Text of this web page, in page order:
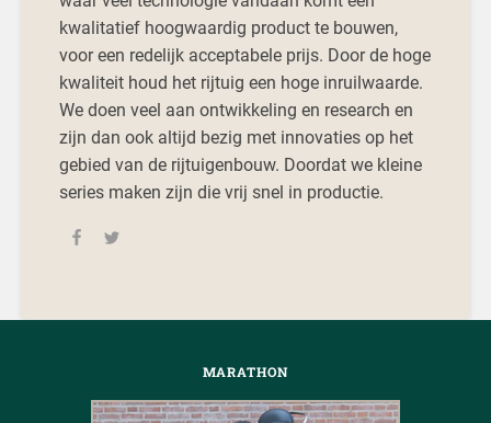
kwalitatief hoogwaardig product te bouwen,
voor een redelijk acceptabele prijs. Door de hoge
kwaliteit houd het rijtuig een hoge inruilwaarde.
We doen veel aan ontwikkeling en research en
zijn dan ook altijd bezig met innovaties op het
gebied van de rijtuigenbouw. Doordat we kleine
series maken zijn die vrij snel in productie.
MARATHON